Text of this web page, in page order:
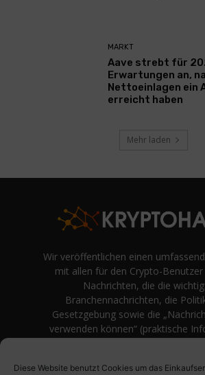
Diese Website benutzt Cookies um das
MARKT
Aave strebt für
Erwartungen an,
Nettoeinlagen ein
erreicht haben
Mehr laden
Wir veröffentlichen einen
mit allen für den Crypto-
Nachrichten, die die
Branchennachrichten, die
Gesetzgebung sowie die
verwenden können“ (praktische
Meinungen rund um